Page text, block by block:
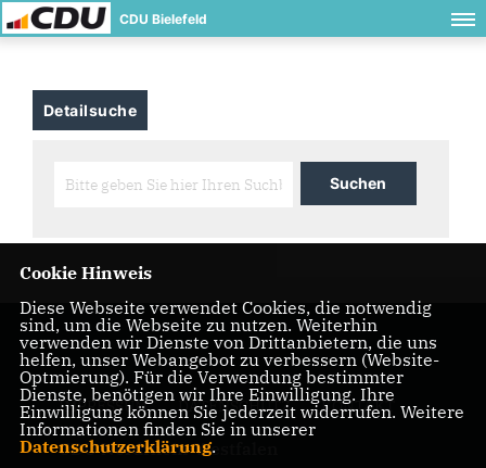
CDU Bielefeld
Detailsuche
IMPRESSUM DATENSCHUTZ KONTAKT
CDU Nordrhein-Westfalen
Cookie Hinweis
Diese Webseite verwendet Cookies, die notwendig
sind, um die Webseite zu nutzen. Weiterhin
verwenden wir Dienste von Drittanbietern, die uns
helfen, unser Webangebot zu verbessern (Website-
Optmierung). Für die Verwendung bestimmter
Dienste, benötigen wir Ihre Einwilligung. Ihre
Einwilligung können Sie jederzeit widerrufen. Weitere
Informationen finden Sie in unserer
Datenschutzerklärung.